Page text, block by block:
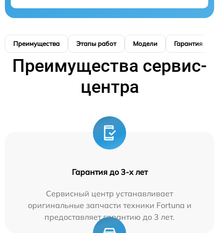
Преимущества Этапы работ Модели Гарантия
Преимущества сервис-
центра
Гарантия до 3-х лет
Сервисный центр устанавливает
оригинальные запчасти техники Fortuna и
предоставляет гарантию до 3 лет.